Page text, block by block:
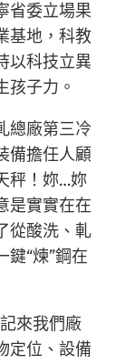
省委立場果
基地，科教
以科技立異
孩子力。
總廠第三冷
備擔任人顧
秤！妳…妳
是實實在在
從酸洗、軋
鍵“煉”鋼在
來我們廠
定位、設備